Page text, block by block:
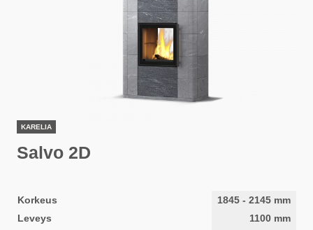
KARELIA
Salvo 2D
Korkeus 1845 - 2145 mm
Leveys
1100 mm